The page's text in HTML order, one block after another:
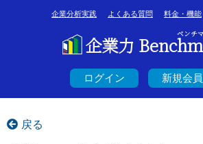
企業分析実践 よくある質問 料金・機能
ベンチ
企業力
ログイン 新規会
戻る